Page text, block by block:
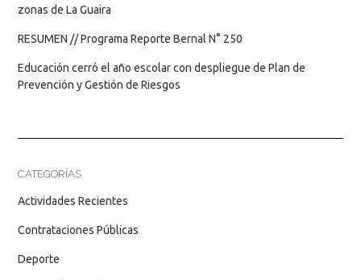
zonas de La Guaira
RESUMEN // Programa Reporte Bernal N° 250
Educación cerró el año escolar con despliegue de Plan de
Prevención y Gestión de Riesgos
CATEGORÍAS
Actividades Recientes
Contrataciones Públicas
Deporte